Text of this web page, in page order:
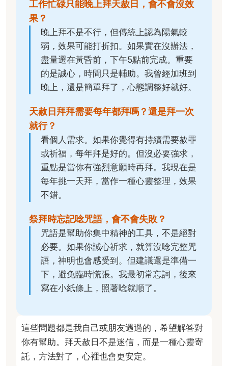
工作忙碌只能晚上拜天赦日，會不會沒效
果？
晚上拜不是不行，但傳統上認為陽氣較
弱，效果可能打折扣。如果實在沒辦法，
盡量選在黃昏前，下午5點前完成。重要
的是誠心，時間只是輔助。我曾經加班到
晚上，還是簡單拜了，心態調整好就好。
天赦日拜拜需要每年都拜嗎？還是拜一次
就行？
看個人需求。如果你覺得有持續需要赦罪
或祈福，每年拜是好的。但沒必要強求，
重點是當你有強烈意願時再拜。我現在是
每年挑一天拜，當作一種心靈整理，效果
不錯。
祭拜時忘記唸咒語，會不會失敗？
咒語是幫助你集中精神的工具，不是絕對
必要。如果你誠心祈求，就算沒唸完整咒
語，神明也會感受到。但建議還是準備一
下，避免臨時慌張。我最初常忘詞，後來
寫在小紙條上，照著唸就順了。
這些問題都是我自己或朋友遇過的，希望解答對
你有幫助。拜天赦日不是迷信，而是一種心靈寄
託，方法對了，心裡也會更安定。